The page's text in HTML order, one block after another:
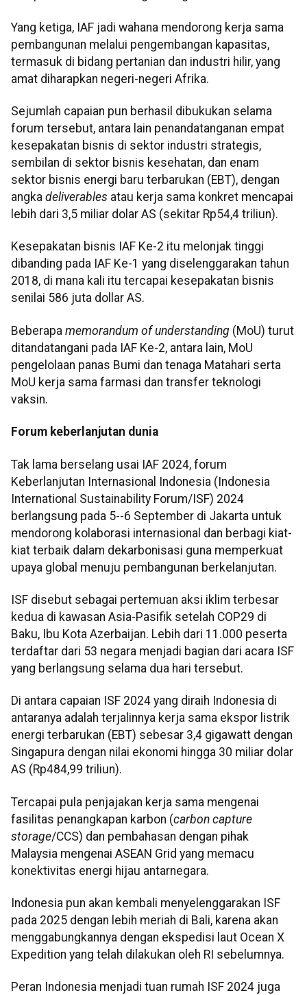
Yang ketiga, IAF jadi wahana mendorong kerja sama
pembangunan melalui pengembangan kapasitas,
termasuk di bidang pertanian dan industri hilir, yang
amat diharapkan negeri-negeri Afrika.
Sejumlah capaian pun berhasil dibukukan selama
forum tersebut, antara lain penandatanganan empat
kesepakatan bisnis di sektor industri strategis,
sembilan di sektor bisnis kesehatan, dan enam
sektor bisnis energi baru terbarukan (EBT), dengan
angka deliverables atau kerja sama konkret mencapai
lebih dari 3,5 miliar dolar AS (sekitar Rp54,4 triliun).
Kesepakatan bisnis IAF Ke-2 itu melonjak tinggi
dibanding pada IAF Ke-1 yang diselenggarakan tahun
2018, di mana kali itu tercapai kesepakatan bisnis
senilai 586 juta dollar AS.
Beberapa memorandum of understanding (MoU) turut
ditandatangani pada IAF Ke-2, antara lain, MoU
pengelolaan panas Bumi dan tenaga Matahari serta
MoU kerja sama farmasi dan transfer teknologi
vaksin.
Forum keberlanjutan dunia
Tak lama berselang usai IAF 2024, forum
Keberlanjutan Internasional Indonesia (Indonesia
International Sustainability Forum/ISF) 2024
berlangsung pada 5--6 September di Jakarta untuk
mendorong kolaborasi internasional dan berbagi kiat-
kiat terbaik dalam dekarbonisasi guna memperkuat
upaya global menuju pembangunan berkelanjutan.
ISF disebut sebagai pertemuan aksi iklim terbesar
kedua di kawasan Asia-Pasifik setelah COP29 di
Baku, Ibu Kota Azerbaijan. Lebih dari 11.000 peserta
terdaftar dari 53 negara menjadi bagian dari acara ISF
yang berlangsung selama dua hari tersebut.
Di antara capaian ISF 2024 yang diraih Indonesia di
antaranya adalah terjalinnya kerja sama ekspor listrik
energi terbarukan (EBT) sebesar 3,4 gigawatt dengan
Singapura dengan nilai ekonomi hingga 30 miliar dolar
AS (Rp484,99 triliun).
Tercapai pula penjajakan kerja sama mengenai
fasilitas penangkapan karbon (carbon capture
storage/CCS) dan pembahasan dengan pihak
Malaysia mengenai ASEAN Grid yang memacu
konektivitas energi hijau antarnegara.
Indonesia pun akan kembali menyelenggarakan ISF
pada 2025 dengan lebih meriah di Bali, karena akan
menggabungkannya dengan ekspedisi laut Ocean X
Expedition yang telah dilakukan oleh RI sebelumnya.
Peran Indonesia menjadi tuan rumah ISF 2024 juga